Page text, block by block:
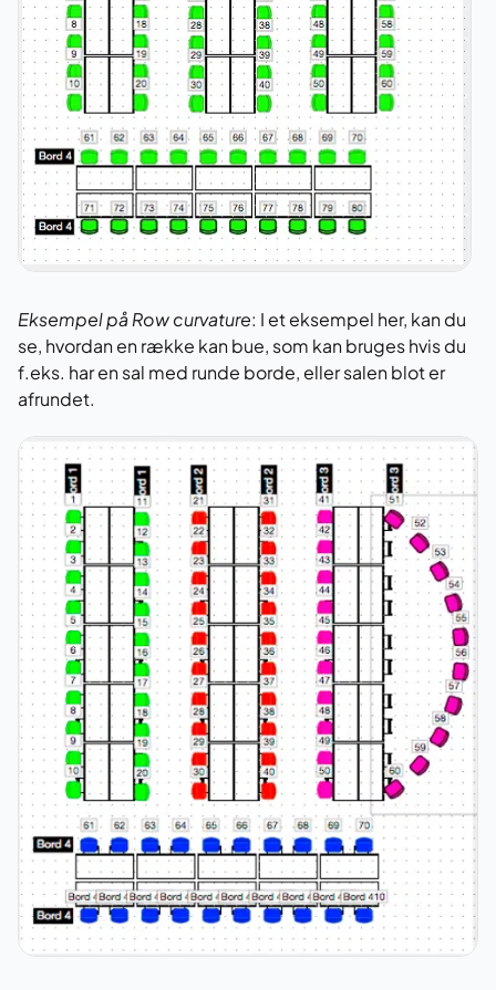
Eksempel på Row curvature: I et eksempel her, kan du
se, hvordan en række kan bue, som kan bruges hvis du
f.eks. har en sal med runde borde, eller salen blot er
afrundet.